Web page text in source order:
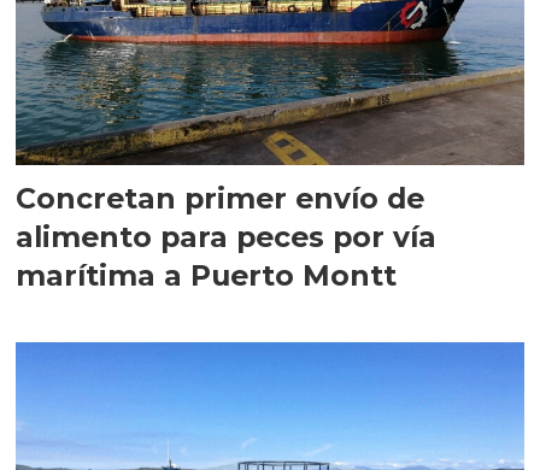
Concretan primer envío de
alimento para peces por vía
marítima a Puerto Montt